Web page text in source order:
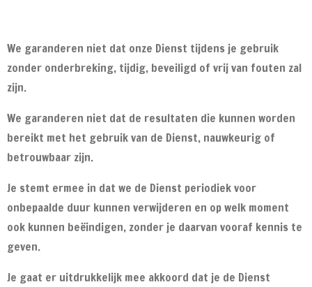
We garanderen niet dat onze Dienst tijdens je gebruik
zonder onderbreking, tijdig, beveiligd of vrij van fouten zal
zijn.
We garanderen niet dat de resultaten die kunnen worden
bereikt met het gebruik van de Dienst, nauwkeurig of
betrouwbaar zijn.
Je stemt ermee in dat we de Dienst periodiek voor
onbepaalde duur kunnen verwijderen en op welk moment
ook kunnen beëindigen, zonder je daarvan vooraf kennis te
geven.
Je gaat er uitdrukkelijk mee akkoord dat je de Dienst